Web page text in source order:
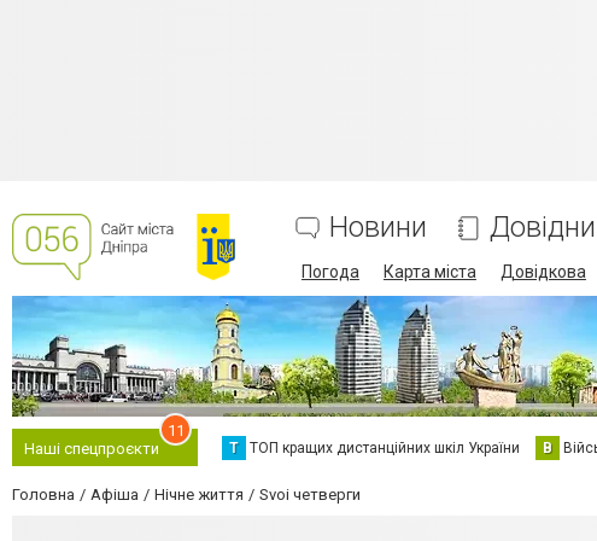
Новини
Погода Карта міста Довідкова
Наші спецпроєкти
11
Т ТОП кращих дистанційних шкіл України В
Головна Афіша Нічне життя Svoi четверги